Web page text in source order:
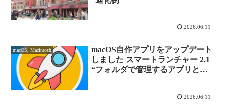
2026.06.11
macOS, Macintosh
macOS自作アプリをアップデート
しました スマートランチャー 2.1
“フォルダで管理するアプリと書
2026.06.11